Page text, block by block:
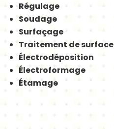
Régulage
Soudage
Surfaçage
Traitement de surface
Électrodéposition
Électroformage
Étamage